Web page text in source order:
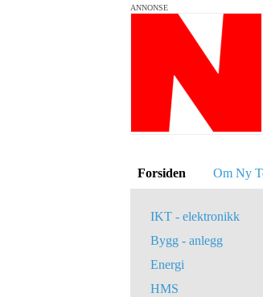
ANNONSE
Forsiden Om Ny
IKT - elektronikk
Bygg - anlegg
Energi
HMS